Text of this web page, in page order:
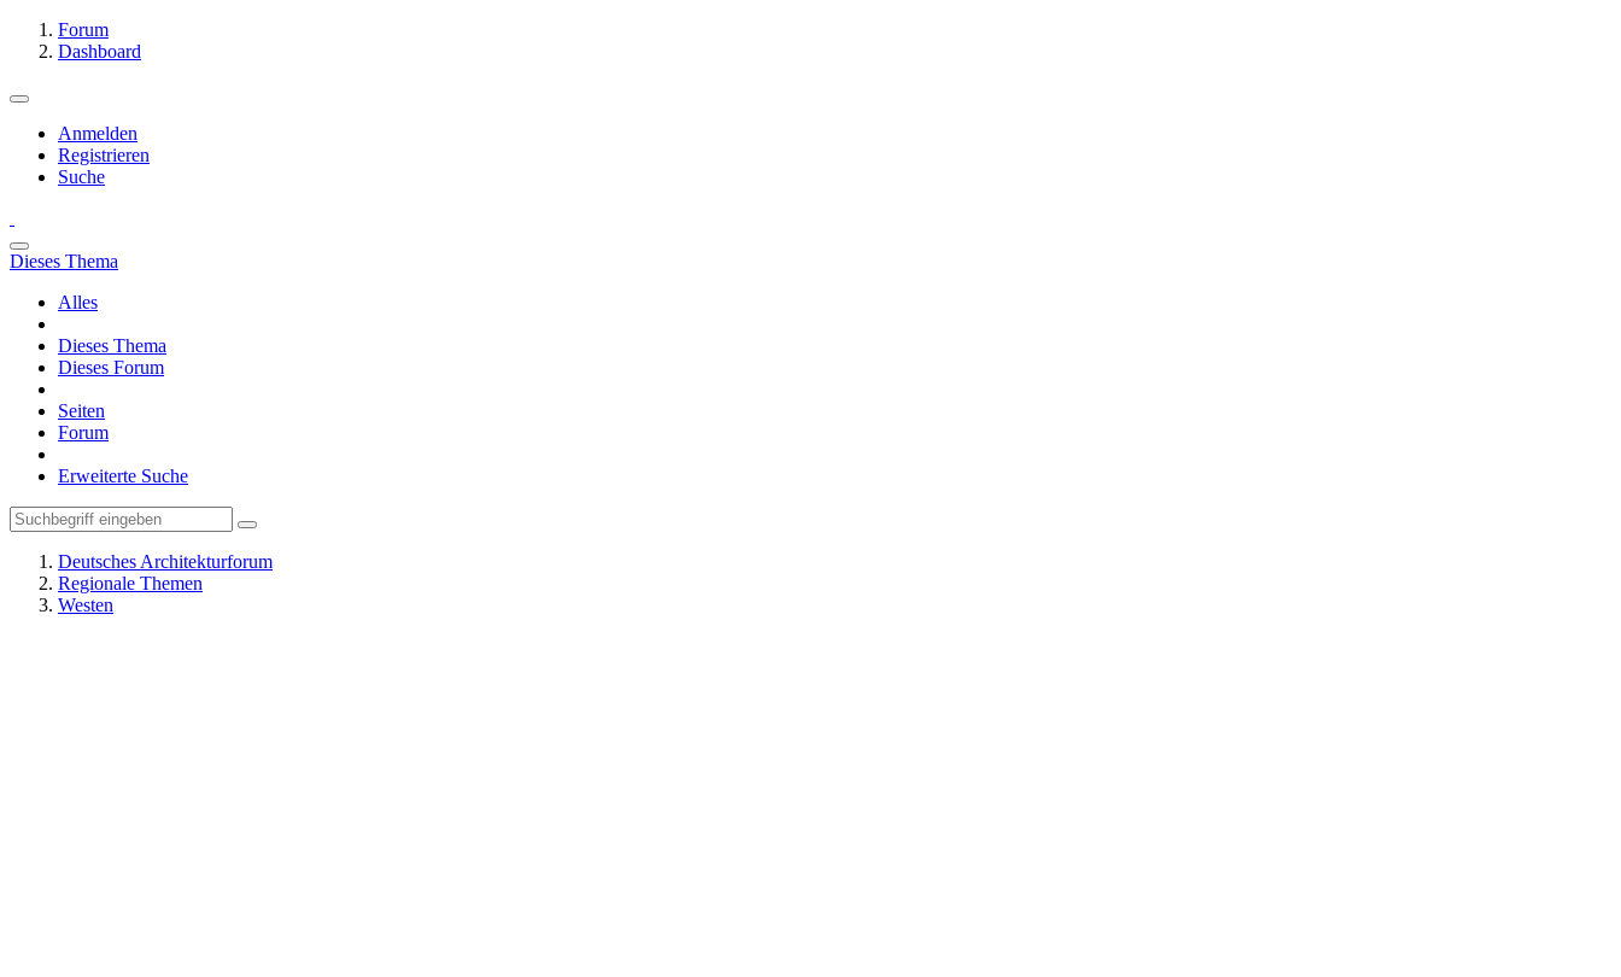
Forum
Dashboard
Anmelden
Registrieren
Suche
Dieses Thema
Alles
Dieses Thema
Dieses Forum
Seiten
Forum
Erweiterte Suche
Deutsches Architekturforum
Regionale Themen
Westen